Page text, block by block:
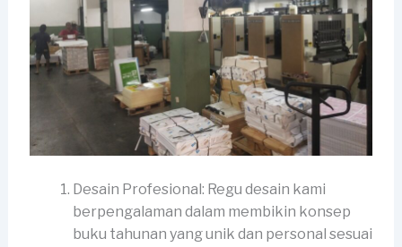
Desain Profesional: Regu desain kami
berpengalaman dalam membikin konsep
buku tahunan yang unik dan personal sesuai